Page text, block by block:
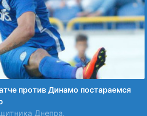
против Динамо постараемся
Днепра.